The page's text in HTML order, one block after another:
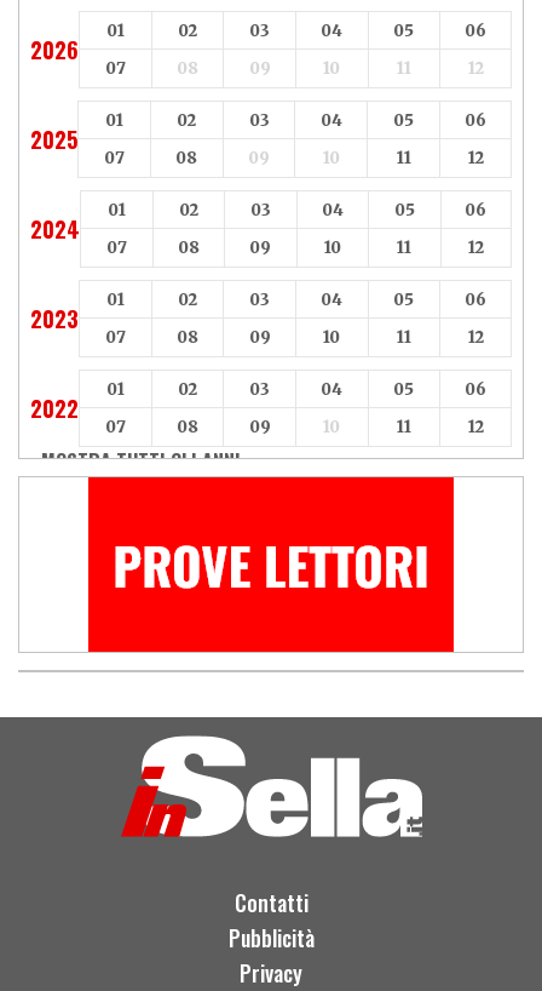
2026
01 02 03 04 05
06
07
08 09 10 11 12
2025
01 02 03 04 05
06
07
08 09 10 11 12
2024
01 02 03 04 05
06
07
08 09 10 11 12
2023
01 02 03 04 05
06
07
08 09 10 11 12
2022
01 02 03 04 05
06
07
08 09 10 11 12
MOSTRA TUTTI GLI ANNI »
Contatti
Pubblicità
Privacy